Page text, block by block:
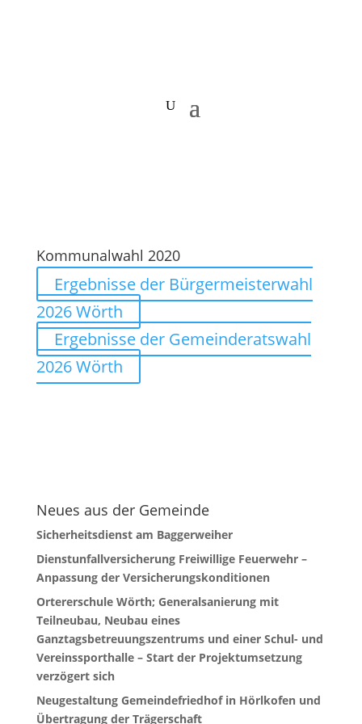
Kommunalwahl 2020
Ergebnisse der Bürgermeisterwahl
2026 Wörth
Ergebnisse der Gemeinderatswahl
2026 Wörth
Neues aus der Gemeinde
Sicherheitsdienst am Baggerweiher
Dienstunfallversicherung Freiwillige Feuerwehr –
Anpassung der Versicherungskonditionen
Ortererschule Wörth; Generalsanierung mit
Teilneubau, Neubau eines
Ganztagsbetreuungszentrums und einer Schul- und
Vereinssporthalle – Start der Projektumsetzung
verzögert sich
Neugestaltung Gemeindefriedhof in Hörlkofen und
Übertragung der Trägerschaft